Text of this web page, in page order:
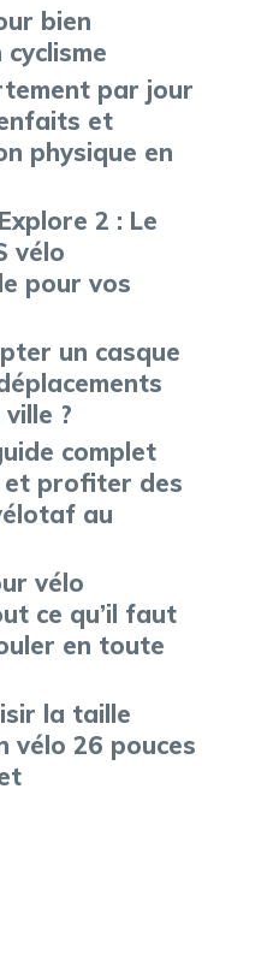
bien
cyclisme
par jour
et
physique en
2 : Le
vélo
pour vos
un casque
?
complet
profiter des
au
vélo
ce qu’il faut
en toute
la taille
vélo 26 pouces